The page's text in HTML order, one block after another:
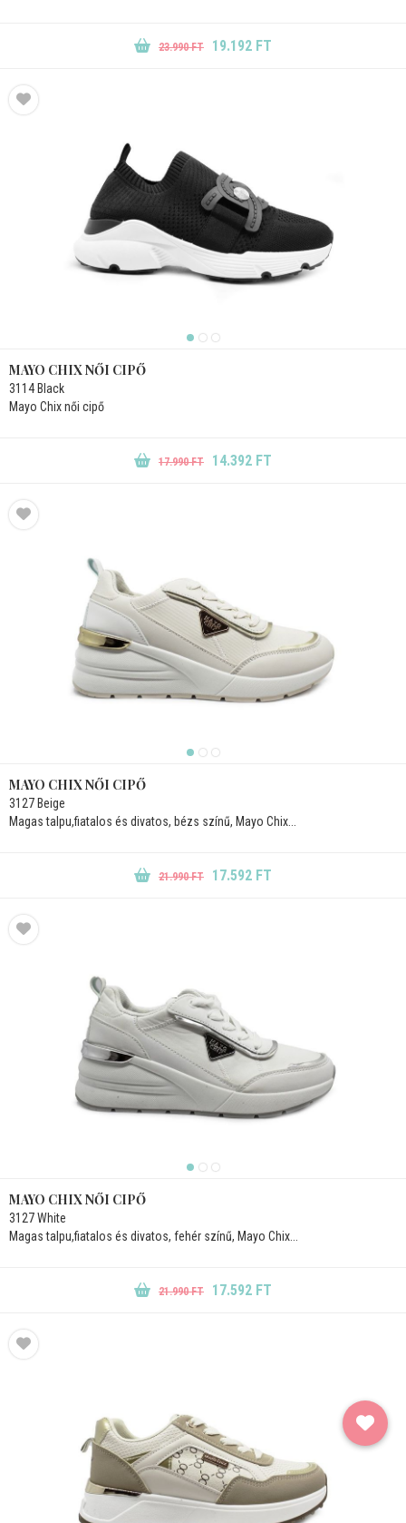
23.990 FT 19.192 FT
MAYO CHIX NŐI CIPŐ
3114 Black
Mayo Chix női cipő
17.990 FT 14.392 FT
MAYO CHIX NŐI CIPŐ
3127 Beige
Magas talpu,fiatalos és divatos, bézs színű, Mayo Chix...
21.990 FT 17.592 FT
MAYO CHIX NŐI CIPŐ
3127 White
Magas talpu,fiatalos és divatos, fehér színű, Mayo Chix...
21.990 FT 17.592 FT